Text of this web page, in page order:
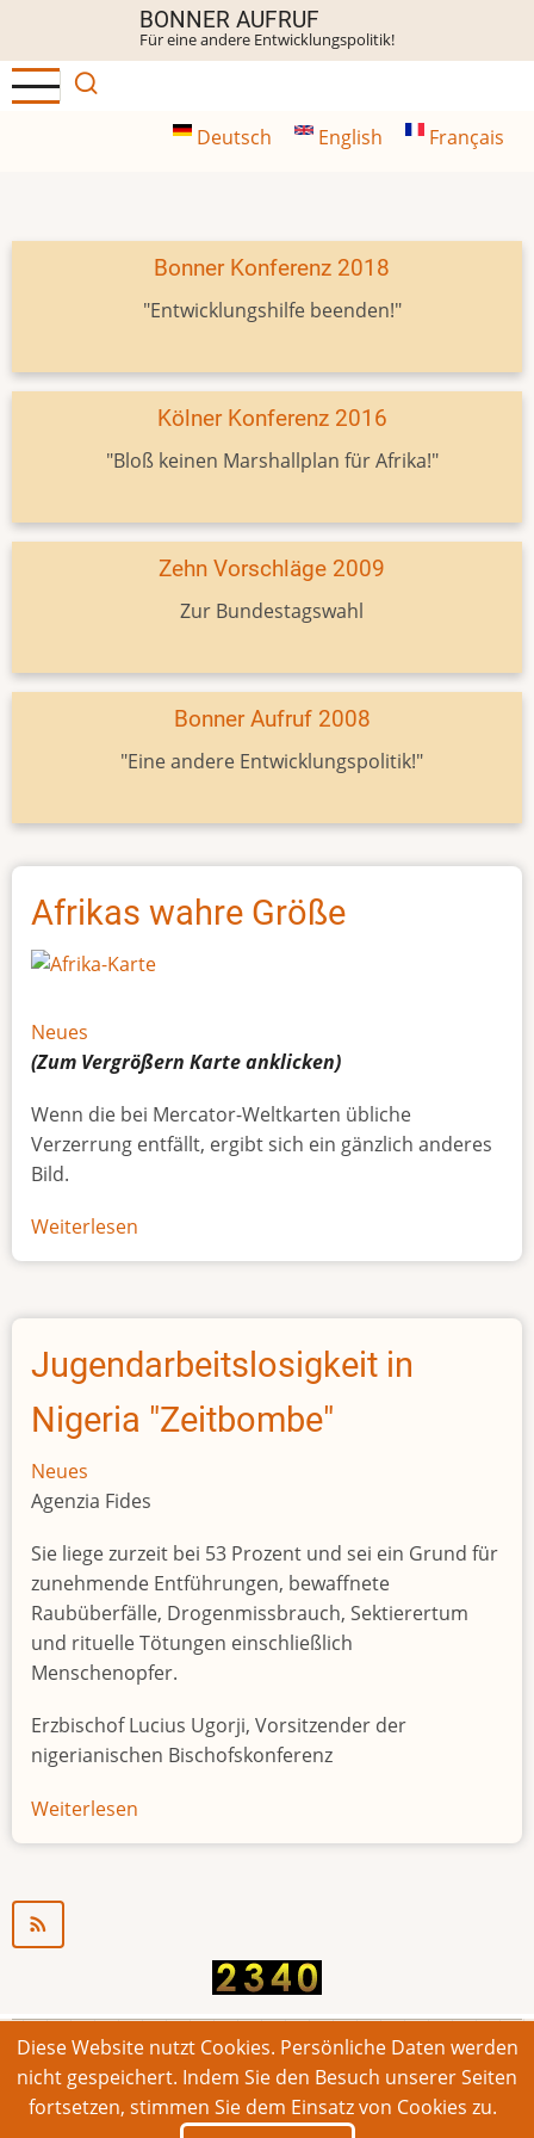
Inhalt
BONNER AUFRUF
Für eine andere Entwicklungspolitik!
Deutsch English Français
Bonner Konferenz 2018
"Entwicklungshilfe beenden!"
Kölner Konferenz 2016
"Bloß keinen Marshallplan für Afrika!"
Zehn Vorschläge 2009
Zur Bundestagswahl
Bonner Aufruf 2008
"Eine andere Entwicklungspolitik!"
Afrikas wahre Größe
Neues
(Zum Vergrößern Karteanklicken)
Wenn die bei Mercator-Weltkarten übliche
Verzerrung entfällt, ergibt sich ein gänzlich anderes
Bild.
Weiterlesen
Afrikas
Größe
Jugendarbeitslosigkeit in
Nigeria "Zeitbombe"
Neues
Agenzia Fides
Sie liege zurzeit bei 53 Prozent und sei ein Grund für
zunehmende Entführungen, bewaffnete
Raubüberfälle, Drogenmissbrauch, Sektierertum
und rituelle Tötungen einschließlich
Menschenopfer.
Erzbischof Lucius Ugorji, Vorsitzender der
nigerianischen Bischofskonferenz
Weiterlesen
Jugendarbeitslosigkeit
© 2026 Bonner Aufruf. Alle Rechte vorbehalten.
Footer
Impressum Kontakt Intern
Diese Website nutzt Cookies. Persönliche Daten werden
nicht gespeichert. Indem Sie den Besuch unserer Seiten
fortsetzen, stimmen Sie dem Einsatz von Cookies zu.